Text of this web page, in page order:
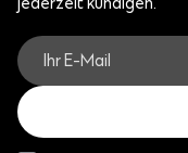
jederzeit kündigen.